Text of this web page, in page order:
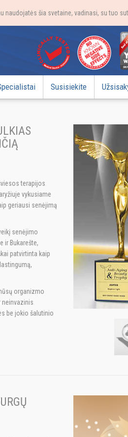
naudojatės šia svetaine, vadinasi, su tuo
Susisiekite
terapijos
vykusiame
geriausi senėjimą
senėjimo
ir Bukarešte,
patvirtinta kaip
organizmo
be jokio šalutinio